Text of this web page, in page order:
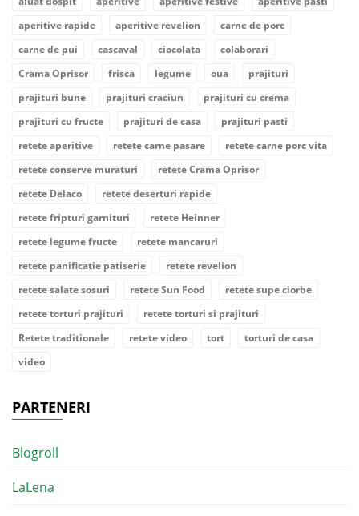
aperitive rapide
aperitive revelion
carne de porc
carne de pui
cascaval ciocolata
colaborari
Crama Oprisor
frisca legume oua
prajituri
prajituri bune
prajituri craciun
prajituri cu crema
prajituri cu fructe
prajituri de casa
prajituri pasti
retete aperitive
retete carne pasare
retete carne porc vita
retete conserve muraturi
retete Crama Oprisor
retete Delaco
retete deserturi rapide
retete fripturi garnituri
retete Heinner
retete legume fructe
retete mancaruri
retete panificatie patiserie
retete revelion
retete salate sosuri
retete Sun Food
retete supe ciorbe
retete torturi prajituri
retete torturi si prajituri
Retete traditionale
retete video tort
torturi de casa
video
PARTENERI
Blogroll
LaLena